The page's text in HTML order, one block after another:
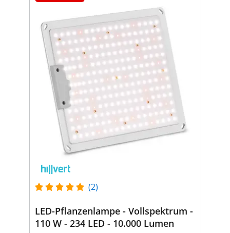
(2)
LED-Pflanzenlampe - Vollspektrum -
110 W - 234 LED - 10.000 Lumen